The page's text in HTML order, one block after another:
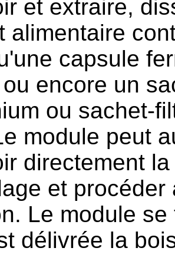
et extraire,
alimentaire
capsule
encore un
ou sachet-
module peut
directement
et
Le module
délivrée la